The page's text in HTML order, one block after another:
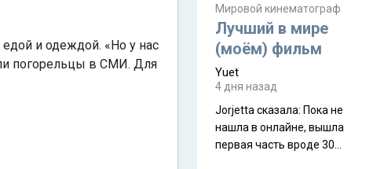
и одеждой. «Но у нас
погорельцы в СМИ. Для
Мировой кинематограф
Лучший в мире
(моём) фильм
Yuet
4 дня назад
Jorjetta сказалa: Пока не
нашла в онлайне, вышла
первая часть вроде 30